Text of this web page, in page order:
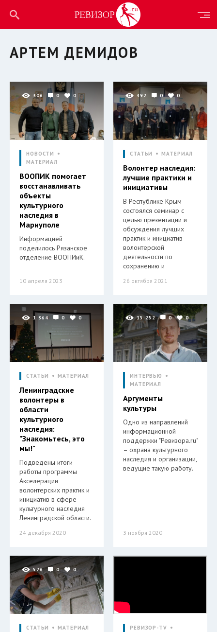
АРТЕМ ДЕМИДОВ
306 0 0
НОВОСТИ
МАТЕРИАЛ
ВООПИК помогает
восстанавливать
объекты
культурного
наследия в
Мариуполе
Информацией
поделилось Рязанское
отделение ВООПИиК.
10 апреля 2023
392 0 0
СТАТЬИ МАТЕРИАЛ
Волонтер наследия:
лучшие практики и
инициативы
В Республике Крым
состоялся семинар с
целью презентации и
обсуждения лучших
практик и инициатив
волонтерской
деятельности по
сохранению и
26 октября 2021
1 364 0 0
СТАТЬИ МАТЕРИАЛ
Ленинградские
волонтеры в
области
культурного
наследия:
"Знакомьтесь, это
мы!"
Подведены итоги
работы программы
Акселерации
волонтерских практик и
инициатив в сфере
культурного наследия
Ленинградской области.
24 декабря 2020
15 252 0 0
ИНТЕРВЬЮ
МАТЕРИАЛ
Аргументы
культуры
Одно из направлений
информационной
поддержки "Ревизора.ru"
– охрана культурного
наследия и организации,
ведущие такую работу.
3 ноября 2020
576 0 0
СТАТЬИ МАТЕРИАЛ
РЕВИЗОР-TV